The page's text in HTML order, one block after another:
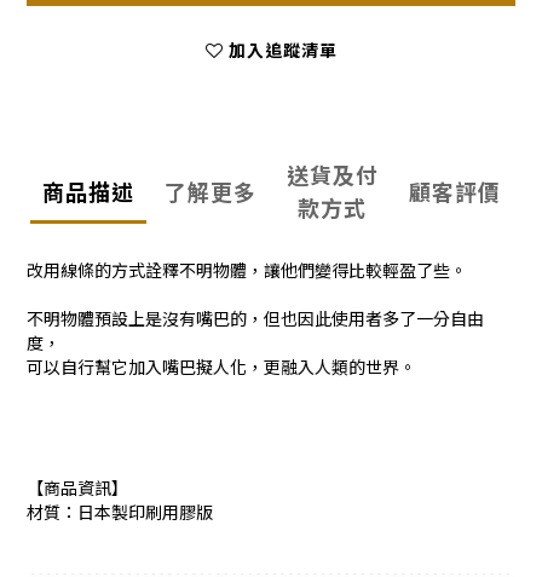
加入追蹤清單
商品描述 了解更多
送貨及付
款方式
顧客評價
改用線條的方式詮釋不明物體，讓他們變得比較輕盈了些。
不明物體預設上是沒有嘴巴的，但也因此使用者多了一分自由
度，
可以自行幫它加入嘴巴擬人化，更融入人類的世界。
【商品資訊】
材質：日本製印刷用膠版